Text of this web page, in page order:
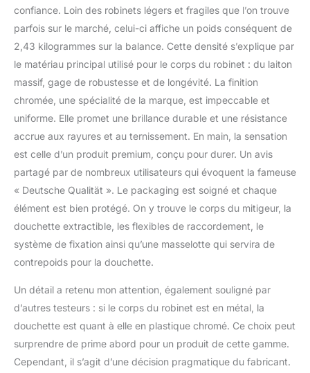
confiance. Loin des robinets légers et fragiles que l’on trouve
parfois sur le marché, celui-ci affiche un poids conséquent de
2,43 kilogrammes sur la balance. Cette densité s’explique par
le matériau principal utilisé pour le corps du robinet : du laiton
massif, gage de robustesse et de longévité. La finition
chromée, une spécialité de la marque, est impeccable et
uniforme. Elle promet une brillance durable et une résistance
accrue aux rayures et au ternissement. En main, la sensation
est celle d’un produit premium, conçu pour durer. Un avis
partagé par de nombreux utilisateurs qui évoquent la fameuse
« Deutsche Qualität ». Le packaging est soigné et chaque
élément est bien protégé. On y trouve le corps du mitigeur, la
douchette extractible, les flexibles de raccordement, le
système de fixation ainsi qu’une masselotte qui servira de
contrepoids pour la douchette.
Un détail a retenu mon attention, également souligné par
d’autres testeurs : si le corps du robinet est en métal, la
douchette est quant à elle en plastique chromé. Ce choix peut
surprendre de prime abord pour un produit de cette gamme.
Cependant, il s’agit d’une décision pragmatique du fabricant.